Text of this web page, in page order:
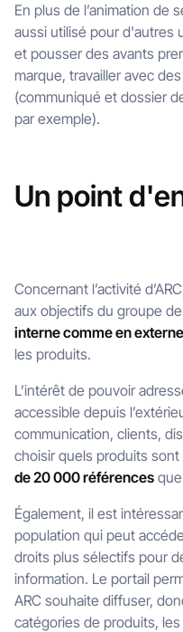
En plus de l’animation de
aussi utilisé pour d'autres
et pousser des avants
marque, travailler avec
(communiqué et dossier
par exemple).
Un point
Concernant l’activité
aux objectifs du groupe de
interne comme en externe
les produits.
L’intérêt de pouvoir
accessible depuis
communication, clients,
choisir quels produits
de 20 000 références
Également, il est
population qui peut
droits plus sélectifs pour
information. Le portail
ARC souhaite diffuser,
catégories de produits,